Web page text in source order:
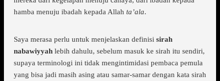
hamba menuju ibadah kepada Allah ta’ala.
Saya merasa perlu untuk menjelaskan definisi sirah
nabawiyyah lebih dahulu, sebelum masuk ke sirah itu sendiri,
supaya terminologi ini tidak mengintimidasi pembaca pemula
yang bisa jadi masih asing atau samar-samar dengan kata sirah